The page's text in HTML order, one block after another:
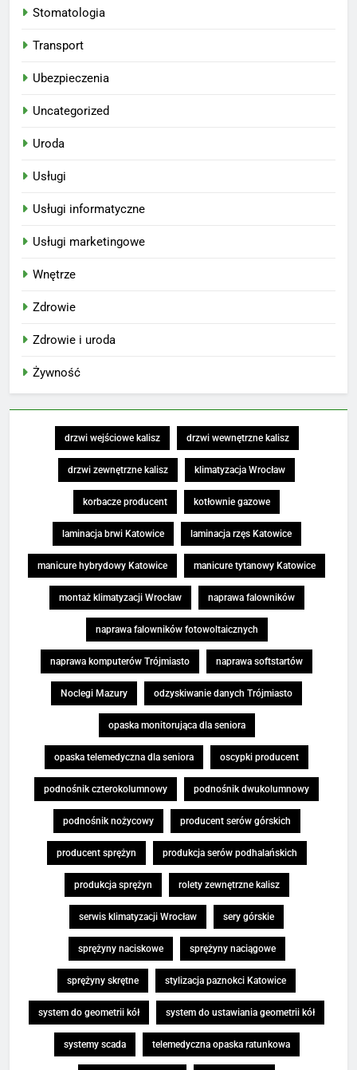
Stomatologia
Transport
Ubezpieczenia
Uncategorized
Uroda
Usługi
Usługi informatyczne
Usługi marketingowe
Wnętrze
Zdrowie
Zdrowie i uroda
Żywność
drzwi wejściowe kalisz drzwi wewnętrzne kalisz
drzwi zewnętrzne kalisz klimatyzacja Wrocław
korbacze producent kotłownie gazowe
laminacja brwi Katowice laminacja rzęs Katowice
manicure hybrydowy Katowice manicure tytanowy Katowice
montaż klimatyzacji Wrocław naprawa falowników
naprawa falowników fotowoltaicznych
naprawa komputerów Trójmiasto naprawa softstartów
Noclegi Mazury odzyskiwanie danych Trójmiasto
opaska monitorująca dla seniora
opaska telemedyczna dla seniora oscypki producent
podnośnik czterokolumnowy podnośnik dwukolumnowy
podnośnik nożycowy producent serów górskich
producent sprężyn produkcja serów podhalańskich
produkcja sprężyn rolety zewnętrzne kalisz
serwis klimatyzacji Wrocław sery górskie
sprężyny naciskowe sprężyny naciągowe
sprężyny skrętne stylizacja paznokci Katowice
system do geometrii kół system do ustawiania geometrii kół
systemy scada telemedyczna opaska ratunkowa